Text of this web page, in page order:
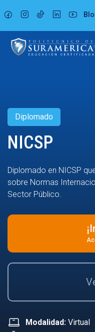
al
contenido
Diplomado
NICSP
Diplomado en NICSP
sobre Normas
Sector Público.
Modalidad: Virtual